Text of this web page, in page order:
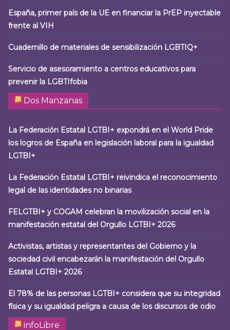
España, primer país de la UE en financiar la PrEP inyectable
frente al VIH
Cuadernillo de materiales de sensibilización LGBTIQ+
Servicio de asesoramiento a centros educativos para
prevenir la LGBTIfobia
Dos Manzanas
La Federación Estatal LGTBI+ expondrá en el World Pride
los logros de España en legislación laboral para la igualdad
LGTBI+
La Federación Estatal LGTBI+ reivindica el reconocimiento
legal de las identidades no binarias
FELGTBI+ y COGAM celebran la movilización social en la
manifestación estatal del Orgullo LGTBI+ 2026
Activistas, artistas y representantes del Gobierno y la
sociedad civil encabezarán la manifestación del Orgullo
Estatal LGTBI+ 2026
El 78% de las personas LGTBI+ considera que su integridad
física y su igualdad peligra a causa de los discursos de odio
infoLibre